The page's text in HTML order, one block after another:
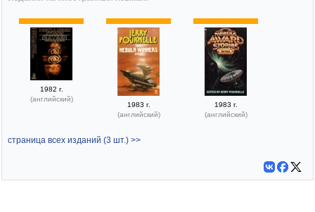
1982 г.
(английский)
1983 г.
(английский)
1983 г.
(английский)
страница всех изданий (3 шт.) >>